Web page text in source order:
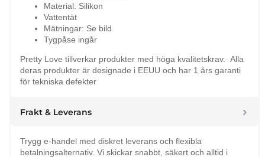
Material: Silikon
Vattentät
Mätningar: Se bild
Tygpåse ingår
Pretty Love tillverkar produkter med höga kvalitetskrav. Alla
deras produkter är designade i EEUU och har 1 års garanti
för tekniska defekter
Frakt & Leverans
Trygg e-handel med diskret leverans och flexibla
betalningsalternativ. Vi skickar snabbt, säkert och alltid i